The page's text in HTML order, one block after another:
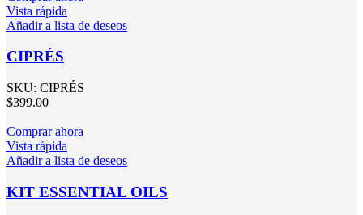
Vista rápida
Añadir a lista de deseos
CIPRÉS
SKU: CIPRÉS
$399.00
Comprar ahora
Vista rápida
Añadir a lista de deseos
KIT ESSENTIAL OILS